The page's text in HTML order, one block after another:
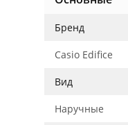
Бренд
Casio Edifice
Вид
Наручные